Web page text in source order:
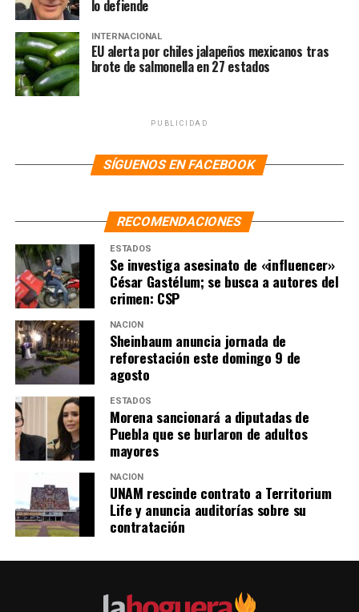
lo defiende
INTERNACIONAL
EU alerta por chiles jalapeños mexicanos tras
brote de salmonella en 27 estados
PUBLICIDAD
SÍGUENOS EN FACEBOOK
RECOMENDACIONES
ESTADOS
Se investiga asesinato de «influencer»
César Gastélum; se busca a autores del
crimen: CSP
NACIÓN
Sheinbaum anuncia jornada de
reforestación este domingo 9 de
agosto
ESTADOS
Morena sancionará a diputadas de
Puebla que se burlaron de adultos
mayores
NACIÓN
UNAM rescinde contrato a Territorium
Life y anuncia auditorías sobre su
contratación